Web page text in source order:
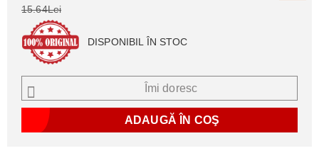
15.64Lei
DISPONIBIL ÎN STOC
Îmi doresc